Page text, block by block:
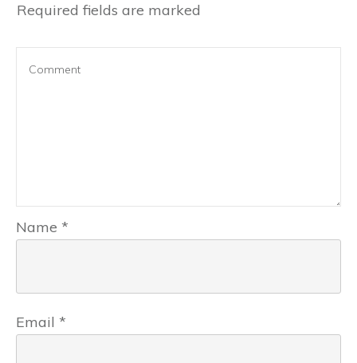
Required fields are marked
Name *
Email *